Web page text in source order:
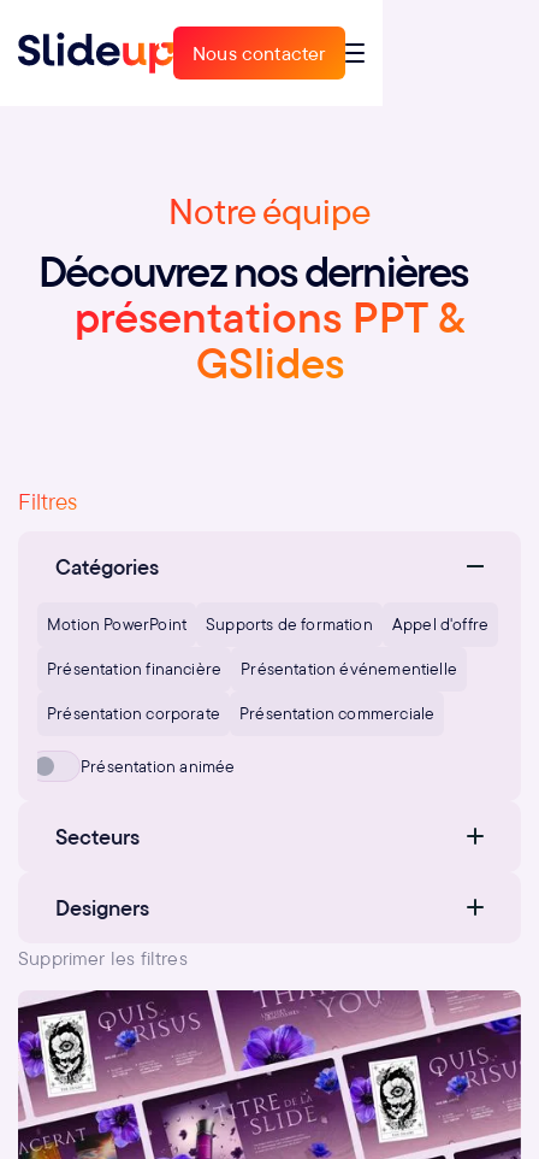
Nous contacter
Nous contacter
Notre équipe
Découvrez nos dernières
présentations PPT &
GSlides
Filtres
Catégories
Motion PowerPoint Supports de formation Appel d'offre
Présentation financière Présentation événementielle
Présentation corporate Présentation commerciale
Présentation animée
Secteurs
Designers
Jason Hoarau
Lola Legriffon Thomas Brocquet
Supprimer les filtres